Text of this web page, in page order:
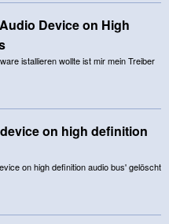
Device on High
istallieren wollte ist mir mein Treiber
on high definition
on high definition audio bus' gelöscht